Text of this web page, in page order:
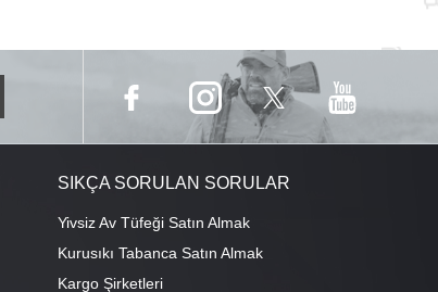
SIKÇA SORULAN SORULAR
Yivsiz Av Tüfeği Satın Almak
Kurusıkı Tabanca Satın Almak
Kargo Şirketleri